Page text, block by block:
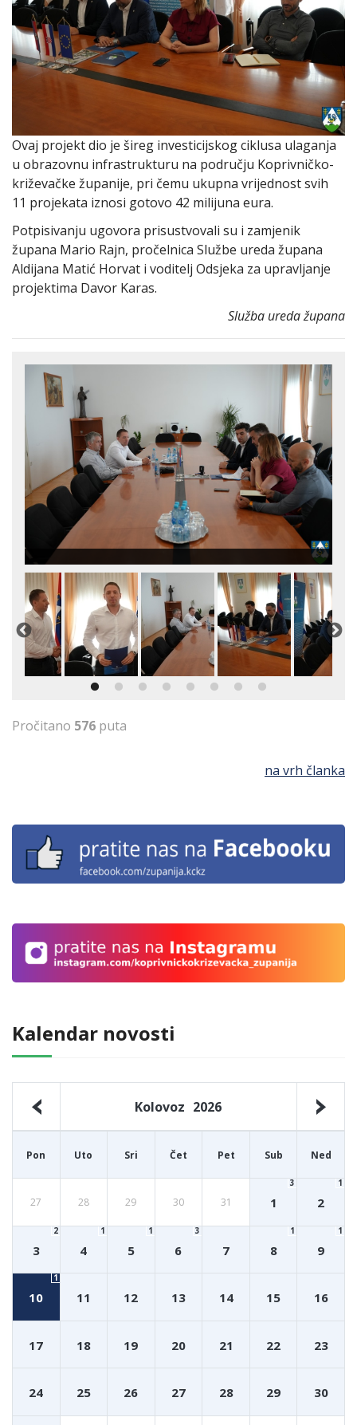
Kalendar novosti
Kolovoz 2026
Pon Uto Sri Čet Pet Sub Ned
27 28 29 30 31 1
3
2
1
3
2
4
1
5
1
6
3
7 8
1
9
1
10
1
11 12 13 14 15 16
17 18 19 20 21 22 23
24 25 26 27 28 29 30
Ovaj projekt dio je šireg investicijskog ciklusa ulaganja
u obrazovnu infrastrukturu na području Koprivničko-
križevačke županije, pri čemu ukupna vrijednost svih
11 projekata iznosi gotovo 42 milijuna eura.
Potpisivanju ugovora prisustvovali su i zamjenik
župana Mario Rajn, pročelnica Službe ureda župana
Aldijana Matić Horvat i voditelj Odsjeka za upravljanje
projektima Davor Karas.
Služba ureda župana
Pročitano 576 puta
na vrh članka